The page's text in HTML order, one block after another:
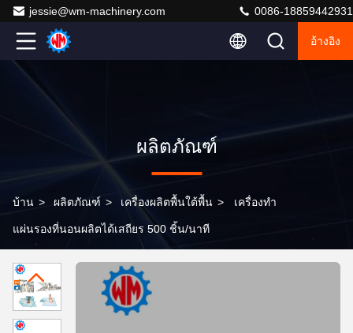
jessie@wm-machinery.com 0086-18859442931
อ้างอิง
ผลิตภัณฑ์
บ้าน > ผลิตภัณฑ์ > เครื่องผลิตพื้นใต้พื้น > เครื่องทำ
แผ่นรองที่นอนผลิตได้เสถียร 500 ชิ้น/นาที